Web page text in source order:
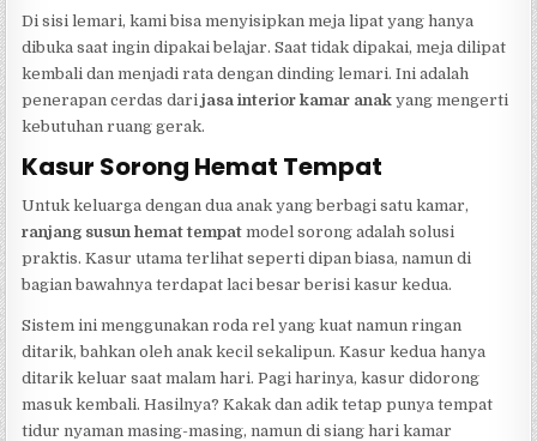
Di sisi lemari, kami bisa menyisipkan meja lipat yang hanya
dibuka saat ingin dipakai belajar. Saat tidak dipakai, meja dilipat
kembali dan menjadi rata dengan dinding lemari. Ini adalah
penerapan cerdas darijasa interior kamar anak yang mengerti
kebutuhan ruang gerak.
Kasur Sorong Hemat Tempat
Untuk keluarga dengan dua anak yang berbagi satu kamar,
ranjang susun hemat tempat model sorong adalah solusi
praktis. Kasur utama terlihat seperti dipan biasa, namun di
bagian bawahnya terdapat laci besar berisi kasur kedua.
Sistem ini menggunakan roda rel yang kuat namun ringan
ditarik, bahkan oleh anak kecil sekalipun. Kasur kedua hanya
ditarik keluar saat malam hari. Pagi harinya, kasur didorong
masuk kembali. Hasilnya? Kakak dan adik tetap punya tempat
tidur nyaman masing-masing, namun di siang hari kamar